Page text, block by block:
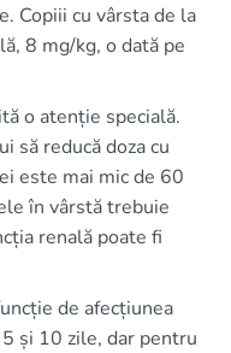
Copiii cu vârsta de la
8 mg/kg, o dată pe
o atenție specială.
să reducă doza cu
este mai mic de 60
în vârstă trebuie
renală poate fi
de afecțiunea
și 10 zile, dar pentru